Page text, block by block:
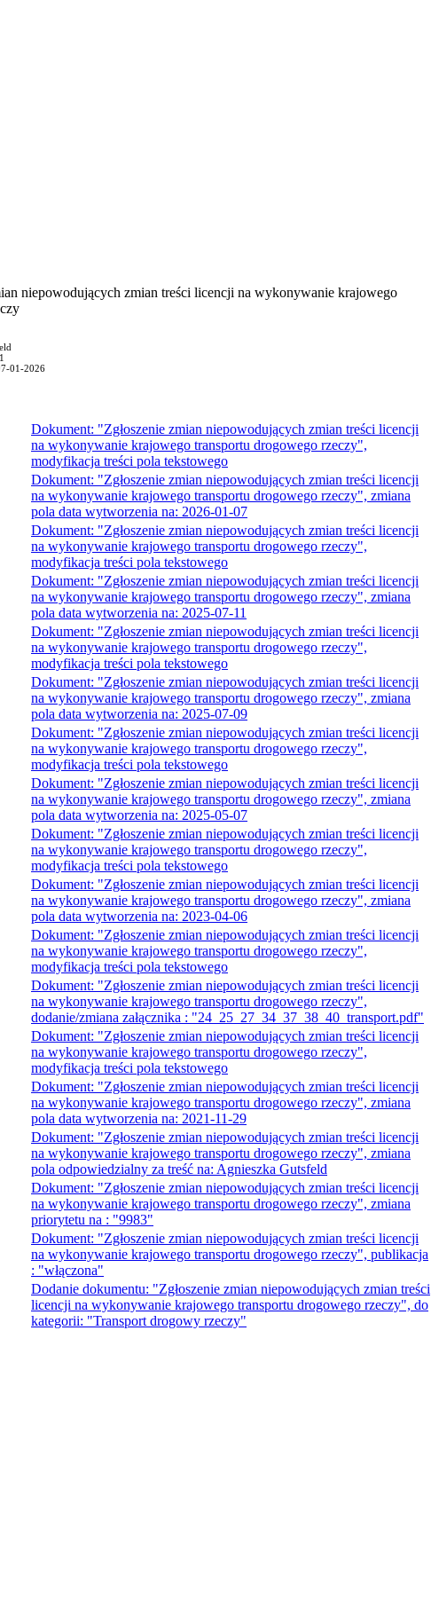
niepowodujących zmian treści licencji na wykonywanie krajowego
01-2026
Dokument: "Zgłoszenie zmian niepowodujących zmian treści licencji
na wykonywanie krajowego transportu drogowego rzeczy",
modyfikacja treści pola tekstowego
Dokument: "Zgłoszenie zmian niepowodujących zmian treści licencji
na wykonywanie krajowego transportu drogowego rzeczy", zmiana
pola data wytworzenia na: 2026-01-07
Dokument: "Zgłoszenie zmian niepowodujących zmian treści licencji
na wykonywanie krajowego transportu drogowego rzeczy",
modyfikacja treści pola tekstowego
Dokument: "Zgłoszenie zmian niepowodujących zmian treści licencji
na wykonywanie krajowego transportu drogowego rzeczy", zmiana
pola data wytworzenia na: 2025-07-11
Dokument: "Zgłoszenie zmian niepowodujących zmian treści licencji
na wykonywanie krajowego transportu drogowego rzeczy",
modyfikacja treści pola tekstowego
Dokument: "Zgłoszenie zmian niepowodujących zmian treści licencji
na wykonywanie krajowego transportu drogowego rzeczy", zmiana
pola data wytworzenia na: 2025-07-09
Dokument: "Zgłoszenie zmian niepowodujących zmian treści licencji
na wykonywanie krajowego transportu drogowego rzeczy",
modyfikacja treści pola tekstowego
Dokument: "Zgłoszenie zmian niepowodujących zmian treści licencji
na wykonywanie krajowego transportu drogowego rzeczy", zmiana
pola data wytworzenia na: 2025-05-07
Dokument: "Zgłoszenie zmian niepowodujących zmian treści licencji
na wykonywanie krajowego transportu drogowego rzeczy",
modyfikacja treści pola tekstowego
Dokument: "Zgłoszenie zmian niepowodujących zmian treści licencji
na wykonywanie krajowego transportu drogowego rzeczy", zmiana
pola data wytworzenia na: 2023-04-06
Dokument: "Zgłoszenie zmian niepowodujących zmian treści licencji
na wykonywanie krajowego transportu drogowego rzeczy",
modyfikacja treści pola tekstowego
Dokument: "Zgłoszenie zmian niepowodujących zmian treści licencji
na wykonywanie krajowego transportu drogowego rzeczy",
dodanie/zmiana załącznika : "24_25_27_34_37_38_40_transport.pdf"
Dokument: "Zgłoszenie zmian niepowodujących zmian treści licencji
na wykonywanie krajowego transportu drogowego rzeczy",
modyfikacja treści pola tekstowego
Dokument: "Zgłoszenie zmian niepowodujących zmian treści licencji
na wykonywanie krajowego transportu drogowego rzeczy", zmiana
pola data wytworzenia na: 2021-11-29
Dokument: "Zgłoszenie zmian niepowodujących zmian treści licencji
na wykonywanie krajowego transportu drogowego rzeczy", zmiana
pola odpowiedzialny za treść na: Agnieszka Gutsfeld
Dokument: "Zgłoszenie zmian niepowodujących zmian treści licencji
na wykonywanie krajowego transportu drogowego rzeczy", zmiana
priorytetu na : "9983"
Dokument: "Zgłoszenie zmian niepowodujących zmian treści licencji
na wykonywanie krajowego transportu drogowego rzeczy", publikacja
: "włączona"
Dodanie dokumentu: "Zgłoszenie zmian niepowodujących zmian treści
licencji na wykonywanie krajowego transportu drogowego rzeczy", do
kategorii: "Transport drogowy rzeczy"